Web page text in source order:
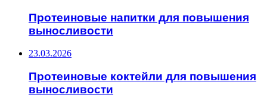
Протеиновые напитки для повышения
выносливости
23.03.2026
Протеиновые коктейли для повышения
выносливости